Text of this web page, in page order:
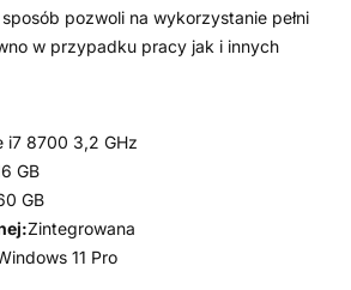
pozwoli na wykorzystanie pełni
w przypadku pracy jak i innych
i7 8700 3,2 GHz
GB
GB
Zintegrowana
11 Pro